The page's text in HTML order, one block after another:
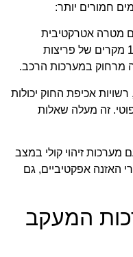
חמורים יותר:
מטרה אטרקטיבית
להאקרים. ב-2023 דווח על יותר מ-150 מקרים של פריצות
מרחוק במערכות הרכב.
אכיפת החוק יכולות
זה מעלה שאלות
מערכות זיהוי קולי במצב
האזנה אפקטיביים, גם
המעקב